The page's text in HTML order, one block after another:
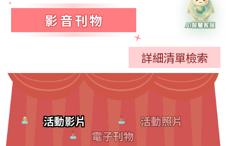
影音刊物
詳細清單檢索
活動影片
活動照片
電子刊物
土水小天使